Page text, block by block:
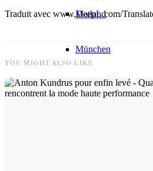
Mailand
München
New York
Traduit avec www.DeepL.com/
YOU MIGHT ALSO LIKE